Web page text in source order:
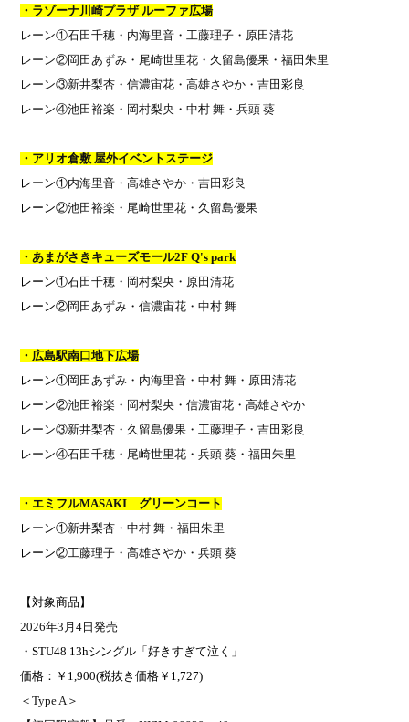
・ ラゾーナ川崎プラザ ルーファ広場
レーン①石田千穂・内海里音・工藤理子・原田清花
レーン②岡田あずみ・尾崎世里花・久留島優果・福田朱里
レーン③新井梨杏・信濃宙花・高雄さやか・吉田彩良
レーン④池田裕楽・岡村梨央・中村 舞・兵頭 葵
・アリオ倉敷 屋外イベントステージ
レーン①内海里音・高雄さやか・吉田彩良
レーン②池田裕楽・尾崎世里花・久留島優果
・あまがさきキューズモール2F Q's park
レーン①石田千穂・岡村梨央・原田清花
レーン②岡田あずみ・信濃宙花・中村 舞
・広島駅南口地下広場
レーン①岡田あずみ・内海里音・中村 舞・原田清花
レーン②池田裕楽・岡村梨央・信濃宙花・高雄さやか
レーン③新井梨杏・久留島優果・工藤理子・吉田彩良
レーン④石田千穂・尾崎世里花・兵頭 葵・福田朱里
・エミフルMASAKI グリーンコート
レーン①新井梨杏・中村 舞・福田朱里
レーン②工藤理子・高雄さやか・兵頭 葵
【対象商品】
2026年3 月4 日発売
・STU48 13hシングル「好きすぎて泣く」
価格：￥ 1,900(税抜き価格￥ 1,727)
＜Type A＞